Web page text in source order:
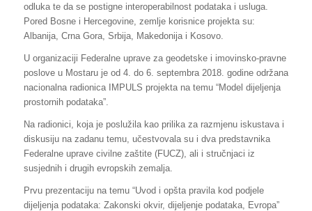
odluka te da se postigne interoperabilnost podataka i usluga.
Pored Bosne i Hercegovine, zemlje korisnice projekta su:
Albanija, Crna Gora, Srbija, Makedonija i Kosovo.
U organizaciji Federalne uprave za geodetske i imovinsko-pravne
poslove u Mostaru je od 4. do 6. septembra 2018. godine održana
nacionalna radionica IMPULS projekta na temu “Model dijeljenja
prostornih podataka”.
Na radionici, koja je poslužila kao prilika za razmjenu iskustava i
diskusiju na zadanu temu, učestvovala su i dva predstavnika
Federalne uprave civilne zaštite (FUCZ), ali i stručnjaci iz
susjednih i drugih evropskih zemalja.
Prvu prezentaciju na temu “Uvod i opšta pravila kod podjele
dijeljenja podataka: Zakonski okvir, dijeljenje podataka, Evropa”